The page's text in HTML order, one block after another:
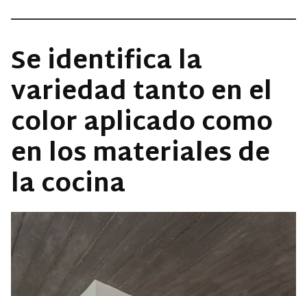
Se identifica la
variedad tanto en el
color aplicado como
en los materiales de
la cocina